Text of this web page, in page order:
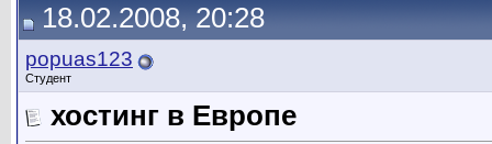
18.02.2008, 20:28
popuas123
Студент
хостинг в Европе